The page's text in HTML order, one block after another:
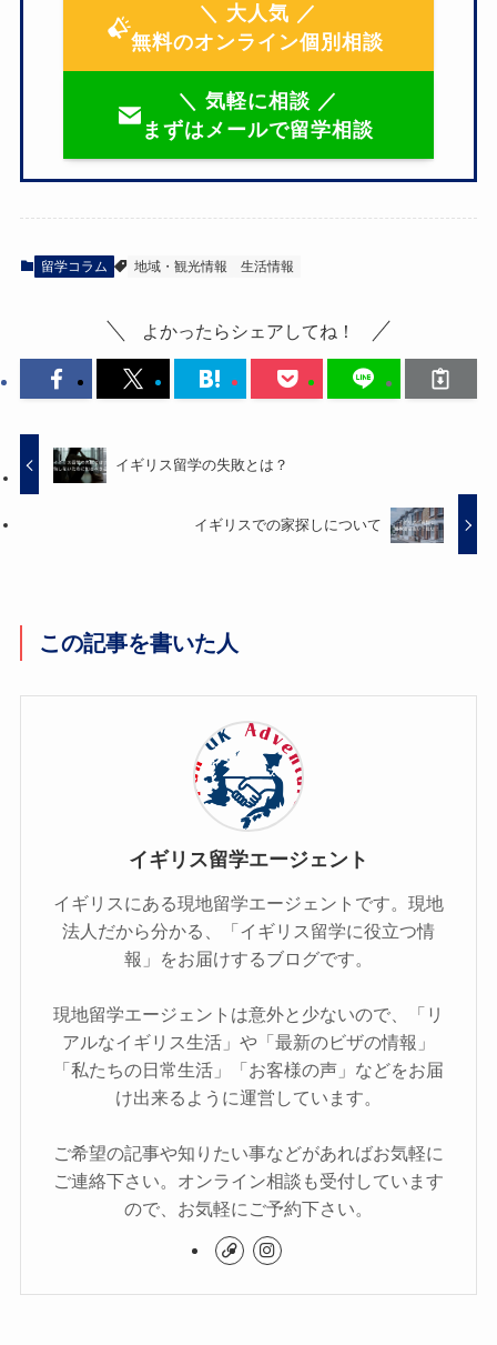
＼ 大人気 ／
無料のオンライン個別相談
＼ 気軽に相談 ／
まずはメールで留学相談
留学コラム 地域・観光情報 生活情報
よかったらシェアしてね！
イギリス留学の失敗とは？
イギリスでの家探しについて
この記事を書いた人
イギリス留学エージェント
イギリスにある現地留学エージェントです。現地
法人だから分かる、「イギリス留学に役立つ情
報」をお届けするブログです。
現地留学エージェントは意外と少ないので、「リ
アルなイギリス生活」や「最新のビザの情報」
「私たちの日常生活」「お客様の声」などをお届
け出来るように運営しています。
ご希望の記事や知りたい事などがあればお気軽に
ご連絡下さい。オンライン相談も受付しています
ので、お気軽にご予約下さい。